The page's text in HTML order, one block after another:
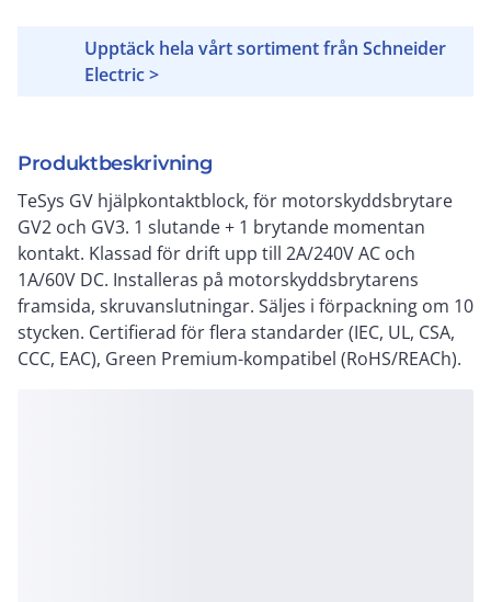
Upptäck hela vårt sortiment från Schneider
Electric >
Produktbeskrivning
TeSys GV hjälpkontaktblock, för motorskyddsbrytare
GV2 och GV3. 1 slutande + 1 brytande momentan
kontakt. Klassad för drift upp till 2A/240V AC och
1A/60V DC. Installeras på motorskyddsbrytarens
framsida, skruvanslutningar. Säljes i förpackning om 10
stycken. Certifierad för flera standarder (IEC, UL, CSA,
CCC, EAC), Green Premium-kompatibel (RoHS/REACh).